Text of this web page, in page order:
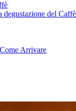
del Caffè
Arrivare